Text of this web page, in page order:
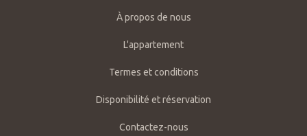
À propos de nous
L'appartement
Termes et conditions
Disponibilité et réservation
Contactez-nous